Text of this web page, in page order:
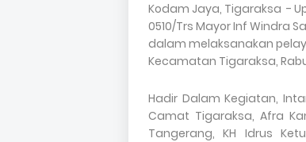
Kodam Jaya, Tigaraksa -
0510/Trs Mayor Inf Windra
dalam melaksanakan
Kecamatan Tigaraksa,
Hadir Dalam Kegiatan,
Camat Tigaraksa, Afra
Tangerang, KH Idrus